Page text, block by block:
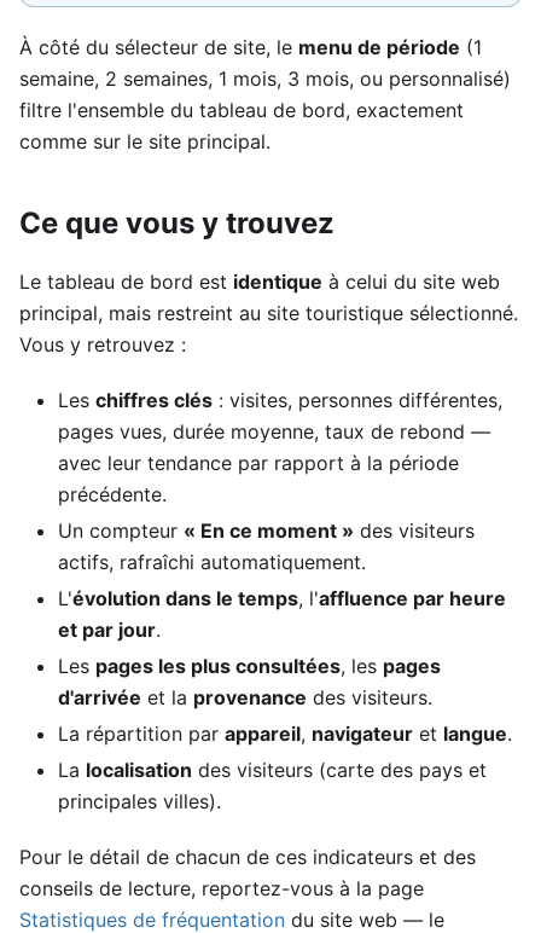
À côté du sélecteur de site, le menu de période (1
semaine, 2 semaines, 1 mois, 3 mois, ou personnalisé)
filtre l'ensemble du tableau de bord, exactement
comme sur le site principal.
Ce que vous y trouvez
Le tableau de bord est identique à celui du site web
principal, mais restreint au site touristique sélectionné.
Vous y retrouvez :
Les chiffres clés : visites, personnes différentes,
pages vues, durée moyenne, taux de rebond —
avec leur tendance par rapport à la période
précédente.
Un compteur « En ce moment » des visiteurs
actifs, rafraîchi automatiquement.
L'évolution dans le temps, l'affluence par heure
et par jour.
Les pages les plus consultées, les pages
d'arrivée et la provenance des visiteurs.
La répartition par appareil, navigateur et langue.
La localisation des visiteurs (carte des pays et
principales villes).
Pour le détail de chacun de ces indicateurs et des
conseils de lecture, reportez-vous à la page
Statistiques de fréquentation du site web — le